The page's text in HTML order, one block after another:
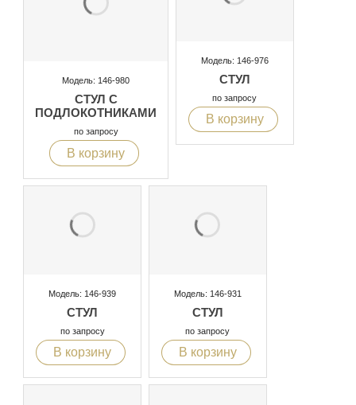
Модель: 146-980
СТУЛ С
ПОДЛОКОТНИКАМИ
по запросу
В корзину
Модель: 146-976
СТУЛ
по запросу
В корзину
Модель: 146-939
СТУЛ
по запросу
В корзину
Модель: 146-931
СТУЛ
по запросу
В корзину